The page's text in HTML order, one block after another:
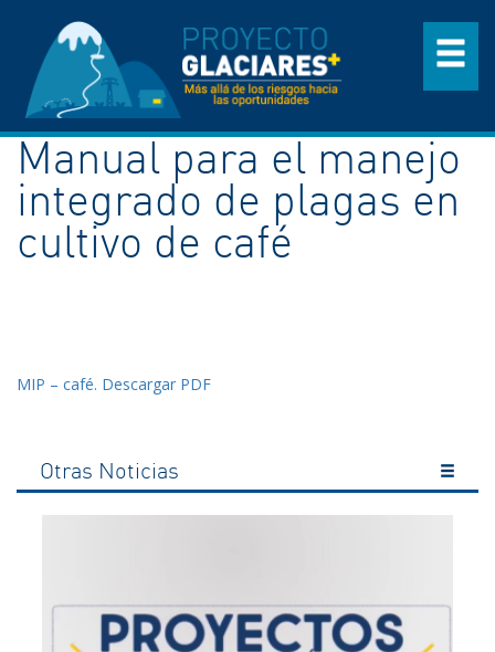
Manual para el manejo
integrado de plagas en
cultivo de café
MIP – café. Descargar PDF
Otras Noticias